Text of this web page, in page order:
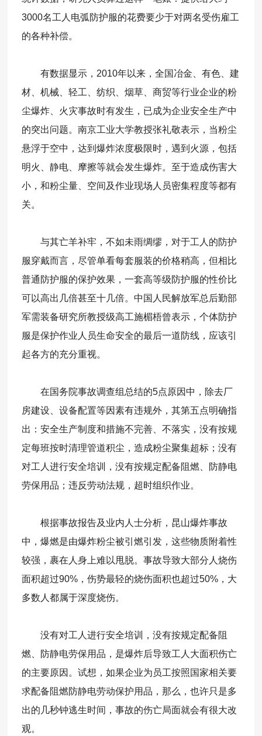
3000名工人电弧防护服的花费要少于对两名受伤雇工
的各种补偿。
有数据显示，2010年以来，全国冶金、有色、建
材、机械、轻工、纺织、烟草、商贸等行业企业的粉
尘爆炸、火灾事故时有发生，已成为企业安全生产中
的突出问题。南京工业大学教授张礼敬表示，当粉尘
悬浮于空中，达到爆炸浓度极限时，遇到火源，包括
明火、静电、摩擦等就会发生爆炸。至于造成伤害大
小，和粉尘量、空间及作业现场人员密集程度等都有
关。
与其亡羊补牢，不如未雨绸缪，对于工人的防护
服穿戴而言，尽管单看每套服装的价格稍高，但相比
普通防护服的保护效果，一套高等级防护服的性价比
可以高出几倍甚至十几倍。中国人民解放军总后勤部
军需装备研究所教授级高工施楣梧曾表示，个体防护
服是保护作业人员生命安全的最后一道防线，应该引
起各方的充分重视。
在国务院事故调查组总结的5点原因中，除去厂
房建设、设备配置等因素有违规外，其第五点明确指
出：安全生产制度和措施不完善、不落实，没有按规
定每班按时清理管道积尘，造成粉尘聚集超标；没有
对工人进行安全培训，没有按规定配备阻燃、防静电
劳保用品；违反劳动法规，超时组织作业。
根据事故报告及业内人士分析，昆山爆炸事故
中，爆燃是由爆炸粉尘被引燃引发，这些物质附着性
较强，裹在人身上难以甩脱。事故导致大部分人烧伤
面积超过90%，伤势最轻的烧伤面积也超过50%，大
多数人都属于深度烧伤。
没有对工人进行安全培训，没有按规定配备阻
燃、防静电劳保用品，是爆炸后导致工人大面积伤亡
的主要原因。试想，如果企业为员工按照国家相关要
求配备阻燃防静电劳动保护用品，那么，也许只是多
出的几秒钟逃生时间，事故的伤亡局面就会有很大改
观。